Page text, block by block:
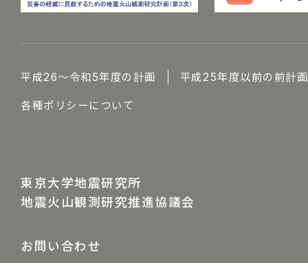
平成26～令和5年度の計画 平成25年度以前の前計画
各種ポリシーについて
東京大学地震研究所
地震火山観測研究推進協議会
お問い合わせ